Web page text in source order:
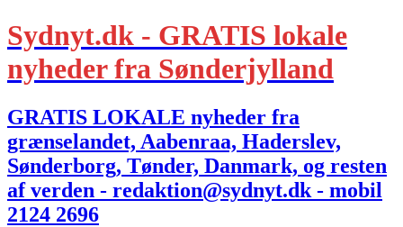
Sydnyt.dk - GRATIS lokale
nyheder fra Sønderjylland
GRATIS LOKALE nyheder fra
grænselandet, Aabenraa, Haderslev,
Sønderborg, Tønder, Danmark, og resten
af verden - redaktion@sydnyt.dk - mobil
2124 2696